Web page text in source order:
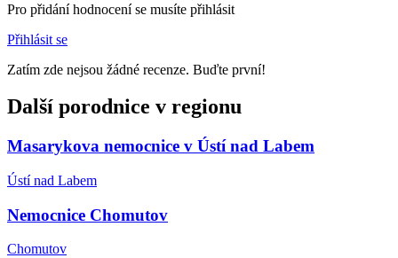
Pro přidání hodnocení se musíte přihlásit
Přihlásit se
Zatím zde nejsou žádné recenze. Buďte první!
Další porodnice v regionu
Masarykova nemocnice v Ústí nad Labem
Ústí nad Labem
Nemocnice Chomutov
Chomutov